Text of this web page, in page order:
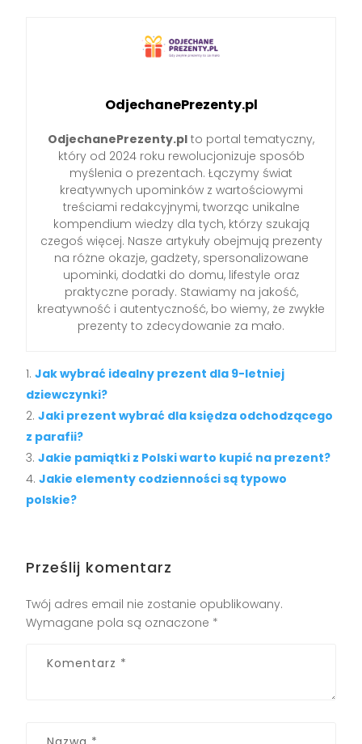
OdjechanePrezenty.pl
OdjechanePrezenty.pl to portal tematyczny,
który od 2024 roku rewolucjonizuje sposób
myślenia o prezentach. Łączymy świat
kreatywnych upominków z wartościowymi
treściami redakcyjnymi, tworząc unikalne
kompendium wiedzy dla tych, którzy szukają
czegoś więcej. Nasze artykuły obejmują prezenty
na różne okazje, gadżety, spersonalizowane
upominki, dodatki do domu, lifestyle oraz
praktyczne porady. Stawiamy na jakość,
kreatywność i autentyczność, bo wiemy, że zwykłe
prezenty to zdecydowanie za mało.
Jak wybrać idealny prezent dla 9-letniej
dziewczynki?
Jaki prezent wybrać dla księdza odchodzącego
z parafii?
Jakie pamiątki z Polski warto kupić na prezent?
Jakie elementy codzienności są typowo
polskie?
Prześlij komentarz
Twój adres email nie zostanie opublikowany.
Wymagane pola są oznaczone *